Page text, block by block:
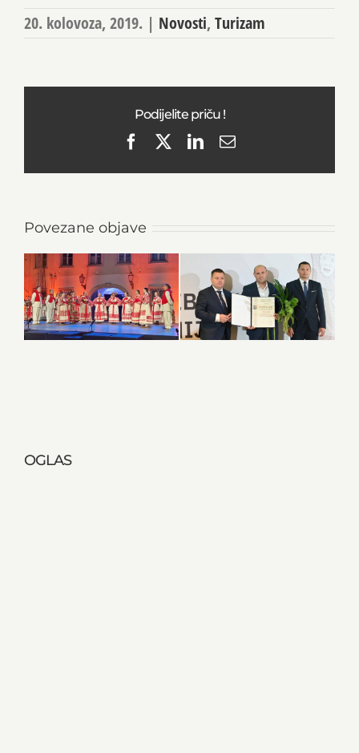
20. kolovoza, 2019. | Novosti, Turizam
Podijelite priču !
FacebookLinkedIn
Email
Povezane objave
OGLAS